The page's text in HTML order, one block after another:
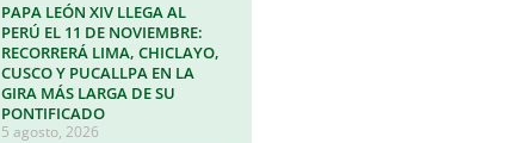
PAPA LEÓN XIV LLEGA AL
PERÚ EL 11 DE NOVIEMBRE:
RECORRERÁ LIMA, CHICLAYO,
CUSCO Y PUCALLPA EN LA
GIRA MÁS LARGA DE SU
PONTIFICADO
5 agosto, 2026